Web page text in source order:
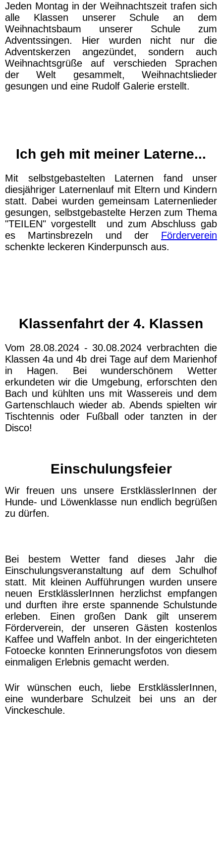
Jeden Montag in der Weihnachtszeit trafen sich
alle Klassen unserer Schule an dem
Weihnachtsbaum unserer Schule zum
Adventssingen. Hier wurden nicht nur die
Adventskerzen angezündet, sondern auch
Weihnachtsgrüße auf verschieden Sprachen
der Welt gesammelt, Weihnachtslieder
gesungen und eine Rudolf Galerie erstellt.
Ich geh mit meiner Laterne...
Mit selbstgebastelten Laternen fand unser
diesjähriger Laternenlauf mit Eltern und Kindern
statt. Dabei wurden gemeinsam Laternenlieder
gesungen, selbstgebastelte Herzen zum Thema
"TEILEN" vorgestellt und zum Abschluss gab
es Martinsbrezeln und der Förderverein
schenkte leckeren Kinderpunsch aus.
Klassenfahrt der 4. Klassen
Vom 28.08.2024 - 30.08.2024 verbrachten die
Klassen 4a und 4b drei Tage auf dem Marienhof
in Hagen. Bei wunderschönem Wetter
erkundeten wir die Umgebung, erforschten den
Bach und kühlten uns mit Wassereis und dem
Gartenschlauch wieder ab. Abends spielten wir
Tischtennis oder Fußball oder tanzten in der
Disco!
Einschulungsfeier
Wir freuen uns unsere ErstklässlerInnen der
Hunde- und Löwenklasse nun endlich begrüßen
zu dürfen.
Bei bestem Wetter fand dieses Jahr die
Einschulungsveranstaltung auf dem Schulhof
statt. Mit kleinen Aufführungen wurden unsere
neuen ErstklässlerInnen herzlichst empfangen
und durften ihre erste spannende Schulstunde
erleben. Einen großen Dank gilt unserem
Förderverein, der unseren Gästen kostenlos
Kaffee und Waffeln anbot. In der eingerichteten
Fotoecke konnten Erinnerungsfotos von diesem
einmaligen Erlebnis gemacht werden.
Wir wünschen euch, liebe ErstklässlerInnen,
eine wunderbare Schulzeit bei uns an der
Vinckeschule.